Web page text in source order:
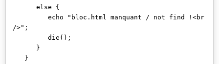
else {
echo "bloc.html manquant / not find !<br
/>";
die();
}
}